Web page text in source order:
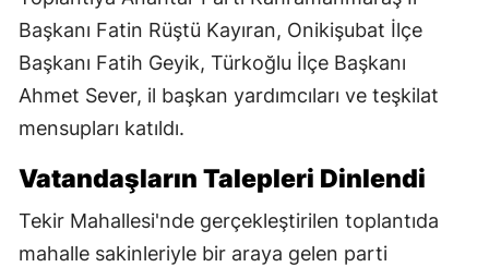
Başkanı Fatin Rüştü Kayıran, Onikişubat İlçe
Başkanı Fatih Geyik, Türkoğlu İlçe Başkanı
Ahmet Sever, il başkan yardımcıları ve teşkilat
mensupları katıldı.
Vatandaşların Talepleri Dinlendi
Tekir Mahallesi'nde gerçekleştirilen toplantıda
mahalle sakinleriyle bir araya gelen parti